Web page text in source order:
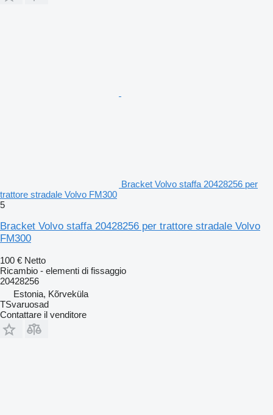
Bracket Volvo staffa 20428256 per
trattore stradale Volvo FM300
5
Bracket Volvo staffa 20428256 per trattore stradale Volvo
FM300
100 € Netto
Ricambio - elementi di fissaggio
20428256
Estonia, Kõrveküla
TSvaruosad
Contattare il venditore